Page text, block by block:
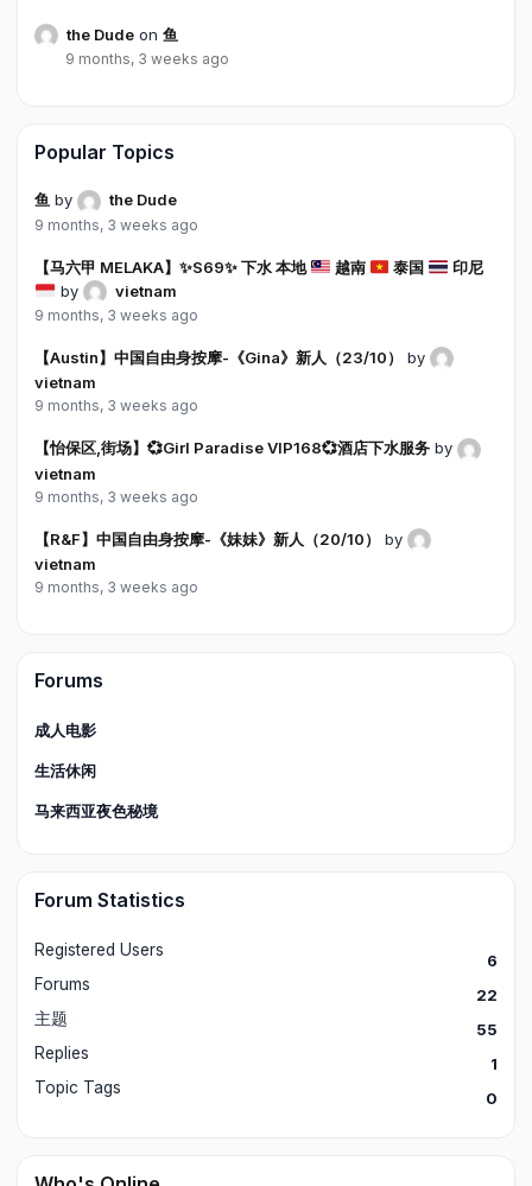
the Dude on 鱼
9 months, 3 weeks ago
Popular Topics
鱼 by the Dude
9 months, 3 weeks ago
【马六甲 MELAKA】 ✨S69✨下水 本地 越南 泰国
印尼
by
vietnam
9 months, 3 weeks ago
【Austin】中国自由身按摩-《Gina》新人（23/10）
by
vietnam
9 months, 3 weeks ago
【怡保区,街场】💞Girl Paradise VIP168💞酒店下水服务 by
vietnam
9 months, 3 weeks ago
【R&F】中国自由身按摩-《妹妹》新人（20/10）
by
vietnam
9 months, 3 weeks ago
Forums
成人电影
生活休闲
马来西亚夜色秘境
Forum Statistics
Registered Users
6
Forums
22
主题
55
Replies
1
Topic Tags
0